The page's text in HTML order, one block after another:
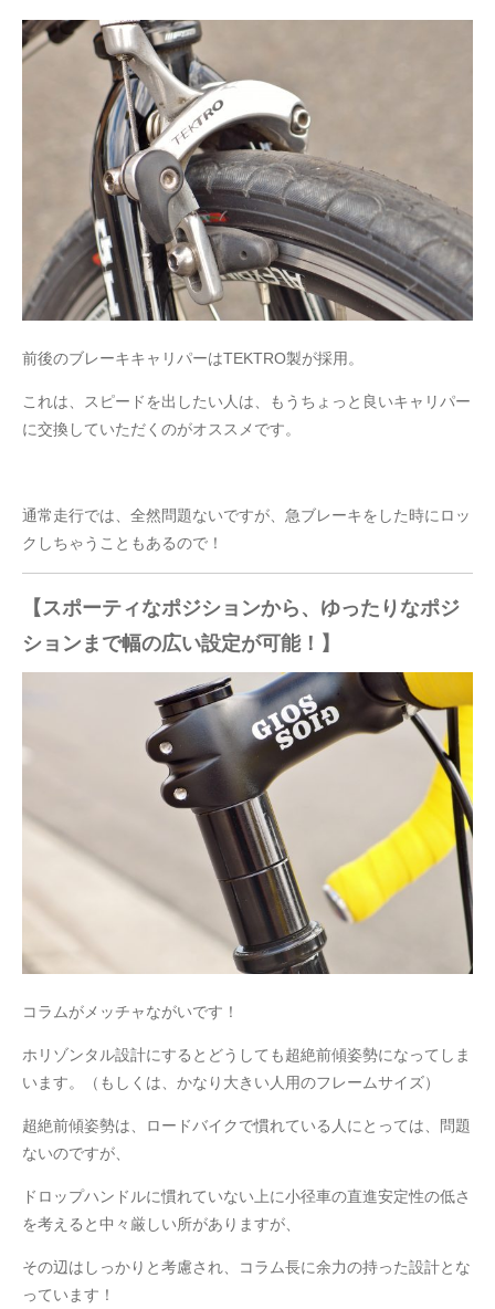
前後のブレーキキャリパーはTEKTRO製が採用。
これは、スピードを出したい人は、もうちょっと良いキャリパー
に交換していただくのがオススメです。
通常走行では、全然問題ないですが、急ブレーキをした時にロッ
クしちゃうこともあるので！
【スポーティなポジションから、ゆったりなポジ
ションまで幅の広い設定が可能！】
コラムがメッチャながいです！
ホリゾンタル設計にするとどうしても超絶前傾姿勢になってしま
います。（もしくは、かなり大きい人用のフレームサイズ）
超絶前傾姿勢は、ロードバイクで慣れている人にとっては、問題
ないのですが、
ドロップハンドルに慣れていない上に小径車の直進安定性の低さ
を考えると中々厳しい所がありますが、
その辺はしっかりと考慮され、コラム長に余力の持った設計とな
っています！